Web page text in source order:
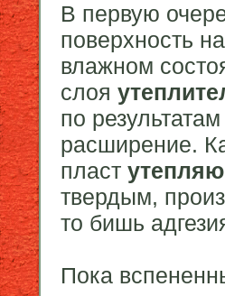
В первую
поверхность
влажном
слоя
по
расширение.
пласт
твердым,
то бишь
Пока